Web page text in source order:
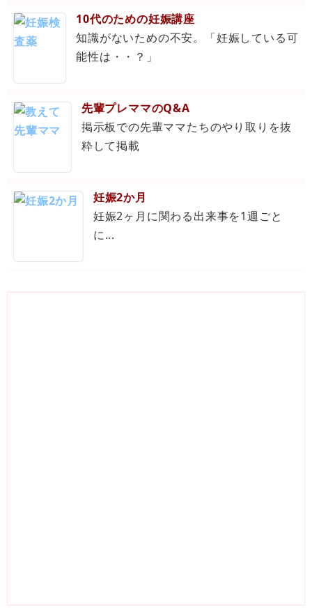
10代のための妊娠講座
知識がないための不安。「妊娠している可
能性は・・？」
先輩プレママのQ&A
掲示板での先輩ママたちのやり取りを抜
粋して掲載
妊娠2か月
妊娠2ヶ月に関わる出来事を1週ごと
に...